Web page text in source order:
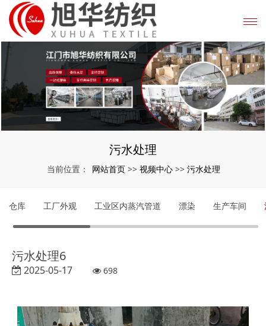
污水处理
当前位置： 网站首页 >> 视频中心 >> 污水处理
仓库 工厂外观 工业区内蒸汽管道 漂染 生产车间
污水处理6
2025-05-17 698